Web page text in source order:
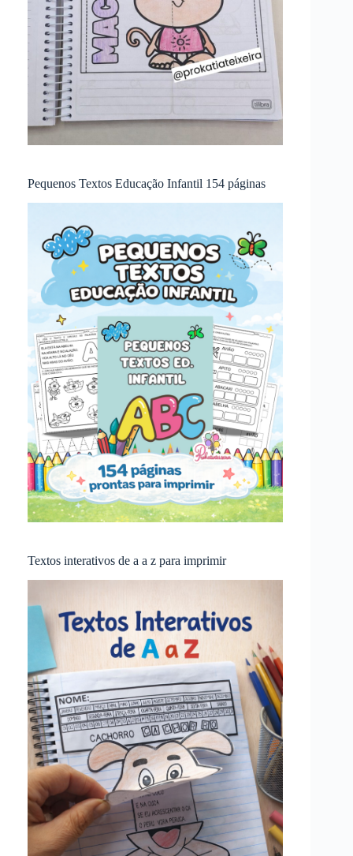
Pequenos Textos Educação Infantil 154 páginas
Textos interativos de a a z para imprimir